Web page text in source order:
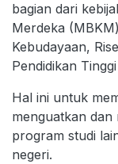
bagian dari
Merdeka
Kebudayaan,
Pendidikan
Hal ini untuk
menguatkan dan
program studi
negeri.